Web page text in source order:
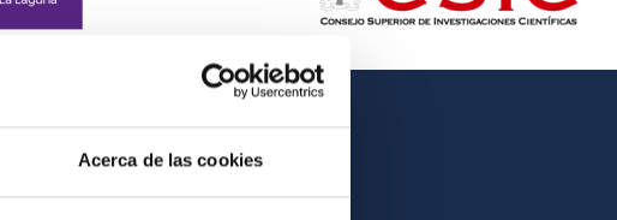
Acerca de las cookies
Employment